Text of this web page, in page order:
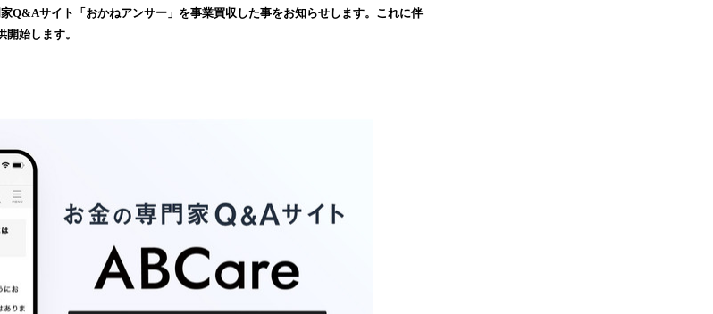
を
Q&Aサイト「おかねアンサー」を事業買収した事をお知らせします。これに伴
始します。